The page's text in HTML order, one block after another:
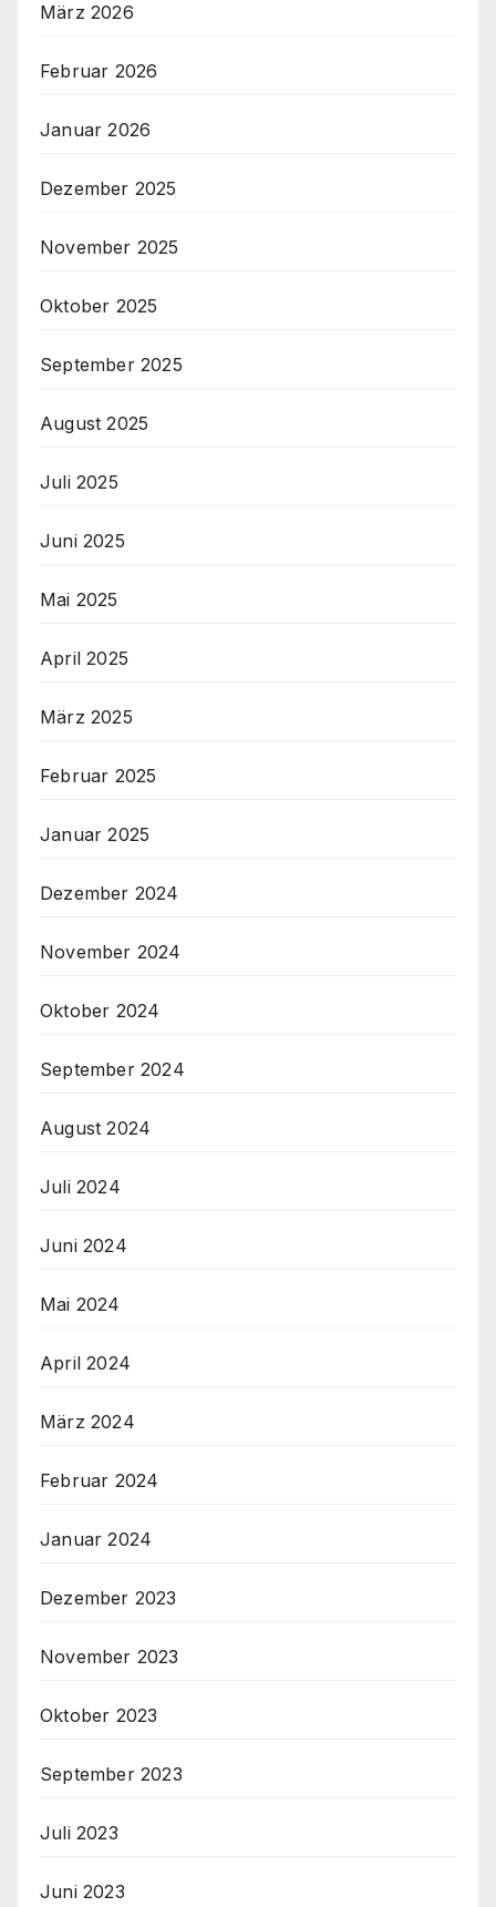
März 2026
Februar 2026
Januar 2026
Dezember 2025
November 2025
Oktober 2025
September 2025
August 2025
Juli 2025
Juni 2025
Mai 2025
April 2025
März 2025
Februar 2025
Januar 2025
Dezember 2024
November 2024
Oktober 2024
September 2024
August 2024
Juli 2024
Juni 2024
Mai 2024
April 2024
März 2024
Februar 2024
Januar 2024
Dezember 2023
November 2023
Oktober 2023
September 2023
Juli 2023
Juni 2023